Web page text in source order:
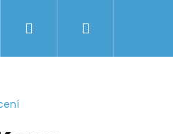
Přihlášení